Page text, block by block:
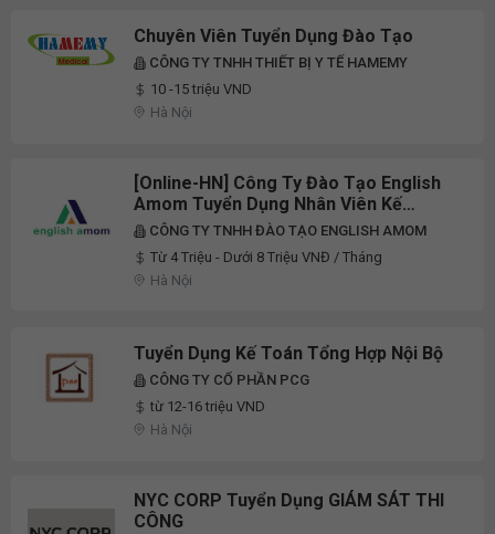
Chuyên Viên Tuyển Dụng Đào Tạo
CÔNG TY TNHH THIẾT BỊ Y TẾ HAMEMY
10 -15 triệu VND
Hà Nội
[Online-HN] Công Ty Đào Tạo English
Amom Tuyển Dụng Nhân Viên Kế
Toán/Tư Vấn Online Full-Time 2026
CÔNG TY TNHH ĐÀO TẠO ENGLISH AMOM
Từ 4 Triệu - Dưới 8 Triệu VNĐ / Tháng
Hà Nội
Tuyển Dụng Kế Toán Tổng Hợp Nội Bộ
CÔNG TY CỔ PHẦN PCG
từ 12-16 triệu VND
Hà Nội
NYC CORP Tuyển Dụng GIÁM SÁT THI
CÔNG